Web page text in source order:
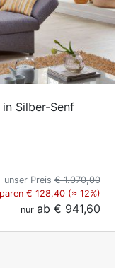
Silber-Senf
unser Preis € 1.070,00
€ 128,40 (≈ 12%)
nur ab € 941,60